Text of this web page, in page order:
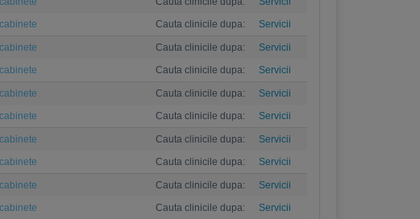
Servicii
Cauta clinicile dupa:
Servicii
Cauta clinicile dupa:
Servicii
Cauta clinicile dupa:
Servicii
Cauta clinicile dupa:
Servicii
Cauta clinicile dupa:
Servicii
Cauta clinicile dupa:
Servicii
Cauta clinicile dupa:
Servicii
Cauta clinicile dupa:
Servicii
Cauta clinicile dupa: